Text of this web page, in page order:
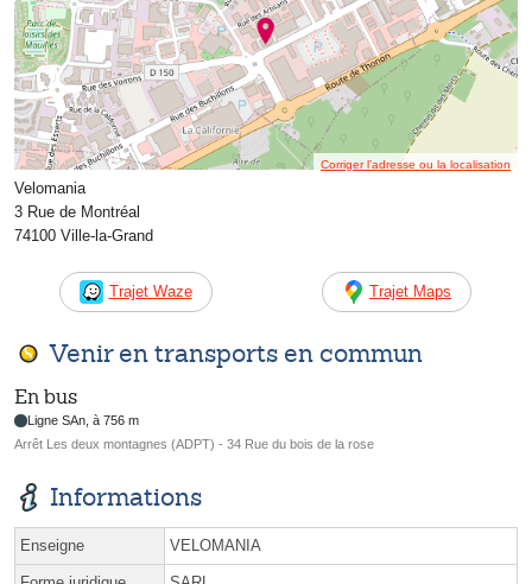
Corriger l’adresse ou la localisation
Velomania
3 Rue de Montréal
74100 Ville-la-Grand
Trajet Waze Trajet Maps
Venir en transports en commun
En bus
Ligne SAn, à 756 m
Arrêt Les deux montagnes (ADPT) - 34 Rue du bois de la rose
Informations
Enseigne VELOMANIA